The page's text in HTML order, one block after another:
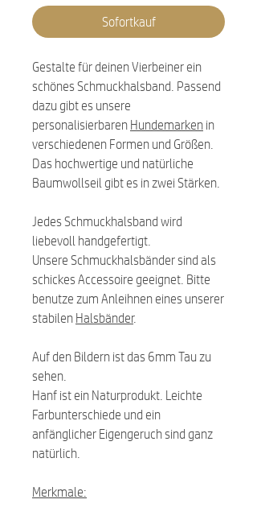
Sofortkauf
Gestalte für deinen Vierbeiner ein
schönes Schmuckhalsband. Passend
dazu gibt es unsere
personalisierbaren Hundemarken in
verschiedenen Formen und Größen.
Das hochwertige und natürliche
Baumwollseil gibt es in zwei Stärken.
Jedes Schmuckhalsband wird
liebevoll handgefertigt.
Unsere Schmuckhalsbänder sind als
schickes Accessoire geeignet. Bitte
benutze zum Anleihnen eines unserer
stabilen Halsbänder.
Auf den Bildern ist das 6mm Tau zu
sehen.
Hanf ist ein Naturprodukt. Leichte
Farbunterschiede und ein
anfänglicher Eigengeruch sind ganz
natürlich.
Merkmale: